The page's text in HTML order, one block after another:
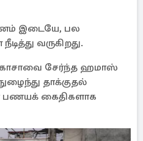
இடையே, பல
வருகிறது.
சேர்ந்த ஹமாஸ்
தாக்குதல்
பணயக் கைதிகளாக